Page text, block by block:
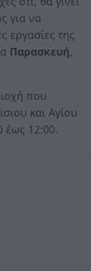
για να
εργασίες της
Παρασκευή,
που
και Αγίου
έως 12:00.